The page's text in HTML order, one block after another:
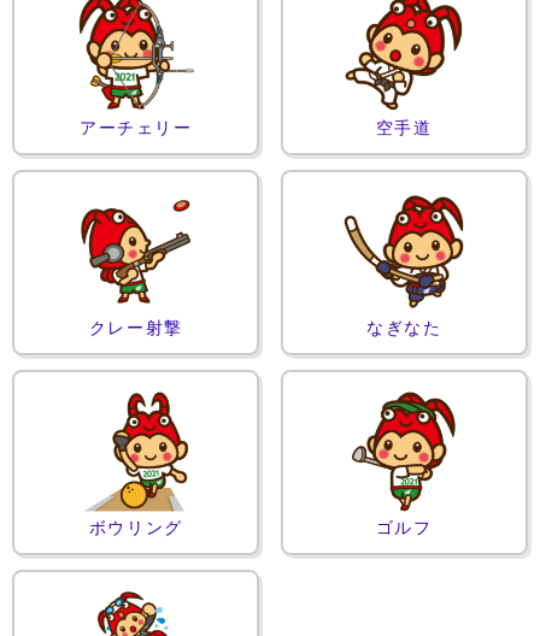
アーチェリー 空手道
クレー射撃 なぎなた
ボウリング ゴルフ